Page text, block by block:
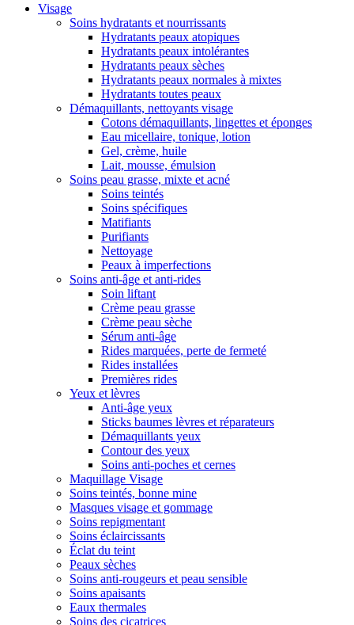
Visage
Soins hydratants et nourrissants
Hydratants peaux atopiques
Hydratants peaux intolérantes
Hydratants peaux sèches
Hydratants peaux normales à mixtes
Hydratants toutes peaux
Démaquillants, nettoyants visage
Cotons démaquillants, lingettes et éponges
Eau micellaire, tonique, lotion
Gel, crème, huile
Lait, mousse, émulsion
Soins peau grasse, mixte et acné
Soins teintés
Soins spécifiques
Matifiants
Purifiants
Nettoyage
Peaux à imperfections
Soins anti-âge et anti-rides
Soin liftant
Crème peau grasse
Crème peau sèche
Sérum anti-âge
Rides marquées, perte de fermeté
Rides installées
Premières rides
Yeux et lèvres
Anti-âge yeux
Sticks baumes lèvres et réparateurs
Démaquillants yeux
Contour des yeux
Soins anti-poches et cernes
Maquillage Visage
Soins teintés, bonne mine
Masques visage et gommage
Soins repigmentant
Soins éclaircissants
Éclat du teint
Peaux sèches
Soins anti-rougeurs et peau sensible
Soins apaisants
Eaux thermales
Soins des cicatrices